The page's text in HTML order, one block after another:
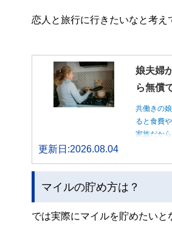
恋人と旅行に行きたいなと考え
娘夫婦
ら無償
共働きの
ると食費
家族だか
更新日:2026.08.04
マイルの貯め方は？
では実際にマイルを貯めたいと